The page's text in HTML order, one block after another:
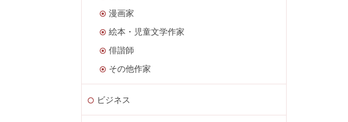
漫画家
絵本・児童文学作家
俳諧師
その他作家
ビジネス